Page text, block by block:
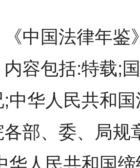
《中国法律年鉴
内容包括:特载;
中华人民共和
各部、委、局规
华人民共和国